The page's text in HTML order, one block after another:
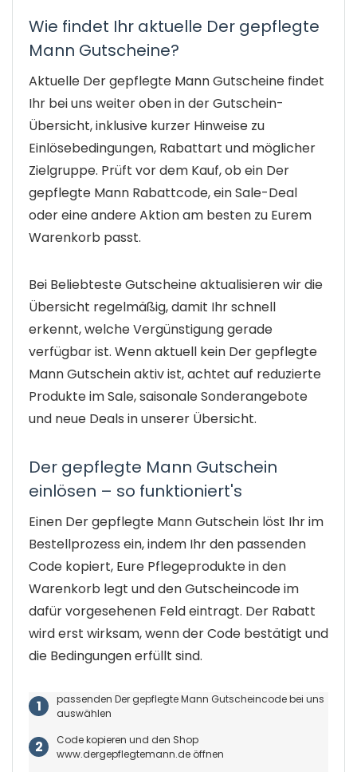
Wie findet Ihr aktuelle Der gepflegte
Mann Gutscheine?
Aktuelle Der gepflegte Mann Gutscheine findet
Ihr bei uns weiter oben in der Gutschein-
Übersicht, inklusive kurzer Hinweise zu
Einlösebedingungen, Rabattart und möglicher
Zielgruppe. Prüft vor dem Kauf, ob ein Der
gepflegte Mann Rabattcode, ein Sale-Deal
oder eine andere Aktion am besten zu Eurem
Warenkorb passt.
Bei Beliebteste Gutscheine aktualisieren wir die
Übersicht regelmäßig, damit Ihr schnell
erkennt, welche Vergünstigung gerade
verfügbar ist. Wenn aktuell kein Der gepflegte
Mann Gutschein aktiv ist, achtet auf reduzierte
Produkte im Sale, saisonale Sonderangebote
und neue Deals in unserer Übersicht.
Der gepflegte Mann Gutschein
einlösen – so funktioniert's
Einen Der gepflegte Mann Gutschein löst Ihr im
Bestellprozess ein, indem Ihr den passenden
Code kopiert, Eure Pflegeprodukte in den
Warenkorb legt und den Gutscheincode im
dafür vorgesehenen Feld eintragt. Der Rabatt
wird erst wirksam, wenn der Code bestätigt und
die Bedingungen erfüllt sind.
passenden Der gepflegte Mann Gutscheincode bei uns
auswählen
Code kopieren und den Shop
www.dergepflegtemann.de öffnen